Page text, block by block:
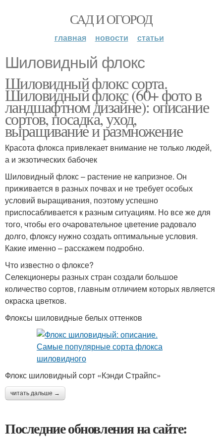
САД И ОГОРОД
главная новости статьи
Шиловидный флокс
Шиловидный флокс сорта.
Шиловидный флокс (60+ фото в
ландшафтном дизайне): описание
сортов, посадка, уход,
выращивание и размножение
Красота флокса привлекает внимание не только людей,
а и экзотических бабочек
Шиловидный флокс – растение не капризное. Он
приживается в разных почвах и не требует особых
условий выращивания, поэтому успешно
приспосабливается к разным ситуациям. Но все же для
того, чтобы его очаровательное цветение радовало
долго, флоксу нужно создать оптимальные условия.
Какие именно – расскажем подробно.
Что известно о флоксе?
Селекционеры разных стран создали большое
количество сортов, главным отличием которых является
окраска цветков.
Флоксы шиловидные белых оттенков
Флокс шиловидный сорт «Кэнди Страйпс»
читать дальше →
Последние обновления на сайте: